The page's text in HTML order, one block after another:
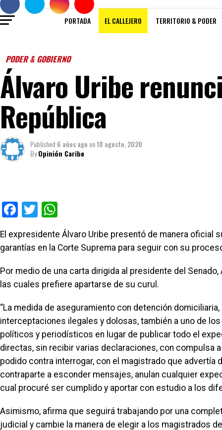
PORTADA EL CALLEJERO TERRITORIO & PODER
PODER & GOBIERNO
Álvaro Uribe
República
Published 6 años ago on18 agosto, 2020
ByOpinión Caribe
Facebook
Twitter
El expresidente Álvaro Uribe presentó de manera oficial
garantías en la Corte Suprema para seguir con su
Por medio de una carta dirigida al presidente del
las cuales prefiere apartarse de su curul.
“La medida de aseguramiento con detención
interceptaciones ilegales y dolosas, también a uno de
políticos y periodísticos en lugar de publicar todo el
directas, sin recibir varias declaraciones, con compulsa
podido contra interrogar, con el magistrado que advertía
contraparte a esconder mensajes, anulan cualquier
cual procuré ser cumplido y aportar con estudio a los
Asimismo, afirma que seguirá trabajando por una
judicial y cambie la manera de elegir a los magistrados